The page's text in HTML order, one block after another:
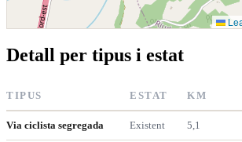
Detall per tipus i estat
TIPUS ESTAT KM
Via ciclista segregada Existent 5,1